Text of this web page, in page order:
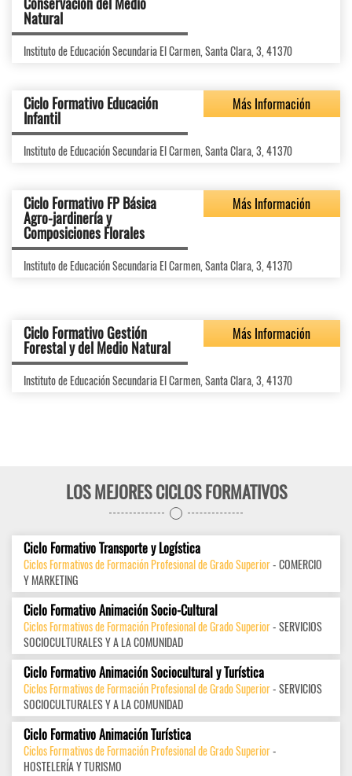
Natural
Instituto de Educación Secundaria El Carmen, Santa Clara, 3, 41370
Ciclo Formativo Educación
Infantil
Más Información
Instituto de Educación Secundaria El Carmen, Santa Clara, 3, 41370
Ciclo Formativo FP Básica
Agro-jardinería y
Composiciones Florales
Más Información
Instituto de Educación Secundaria El Carmen, Santa Clara, 3, 41370
Ciclo Formativo Gestión
Forestal y del Medio Natural
Más Información
Instituto de Educación Secundaria El Carmen, Santa Clara, 3, 41370
LOS MEJORES CICLOS FORMATIVOS
Ciclo Formativo Transporte y Logística
Ciclos Formativos de Formación Profesional de Grado Superior- COMERCIO
Y MARKETING
Ciclo Formativo Animación Socio-Cultural
Ciclos Formativos de Formación Profesional de Grado Superior- SERVICIOS
SOCIOCULTURALES Y A LA COMUNIDAD
Ciclo Formativo Animación Sociocultural y Turística
Ciclos Formativos de Formación Profesional de Grado Superior- SERVICIOS
SOCIOCULTURALES Y A LA COMUNIDAD
Ciclo Formativo Animación Turística
Ciclos Formativos de Formación Profesional de Grado Superior-
HOSTELERÍA Y TURISMO